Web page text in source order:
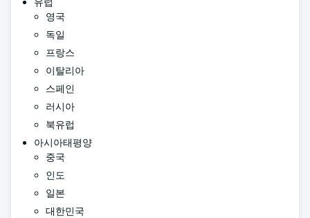
영국
독일
프랑스
이탈리아
스페인
러시아
북유럽
아시아태평양
중국
인도
일본
대한민국